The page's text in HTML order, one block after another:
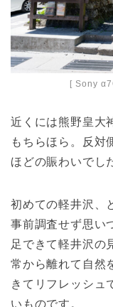
[ Sony
近くには熊野皇大
もちらほら。反対
ほどの賑わいでし
初めての軽井沢、
事前調査せず思い
足できて軽井沢の
常から離れて自然
きてリフレッシュ
いものです。